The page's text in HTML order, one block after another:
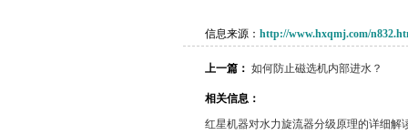
信息来源： http://www.hxqmj.com/
上一篇： 如何防止磁选机内部进水？
相关信息：
红星机器对水力旋流器分级原理的详细解